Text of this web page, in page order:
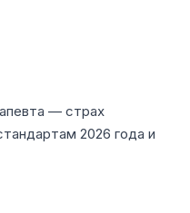
— страх
2026 года и